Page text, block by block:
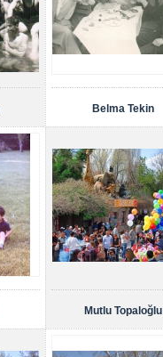
Belma Tekin
Mutlu Topaloğlu